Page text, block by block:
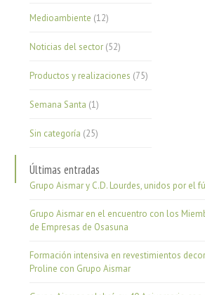
Medioambiente (12)
Noticias del sector (52)
Productos y realizaciones (75)
Semana Santa (1)
Sin categoría (25)
Últimas entradas
Grupo Aismar y C.D. Lourdes, unidos por el
Grupo Aismar en el encuentro con los
de Empresas de Osasuna
Formación intensiva en revestimientos
Proline con Grupo Aismar